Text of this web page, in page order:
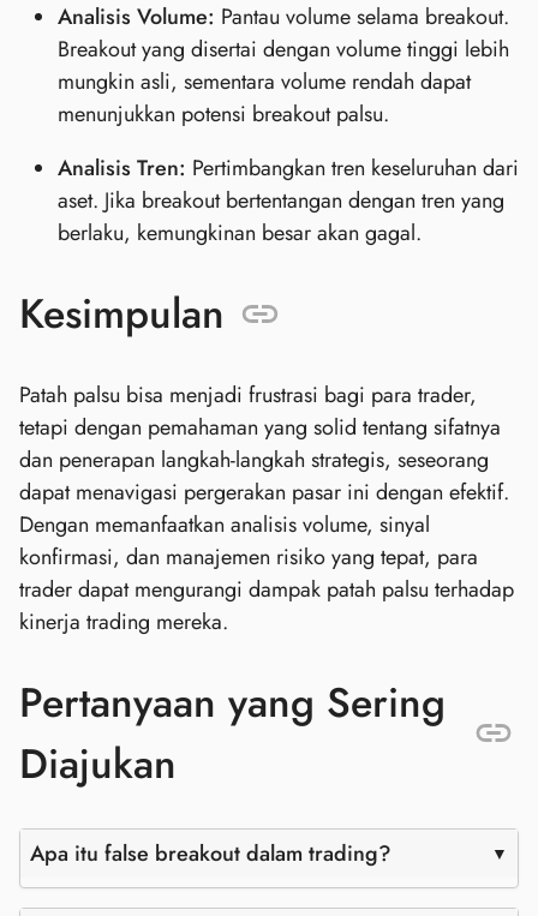
Analisis Volume: Pantau volume selama breakout.
Breakout yang disertai dengan volume tinggi lebih
mungkin asli, sementara volume rendah dapat
menunjukkan potensi breakout palsu.
Analisis Tren: Pertimbangkan tren keseluruhan dari
aset. Jika breakout bertentangan dengan tren yang
berlaku, kemungkinan besar akan gagal.
Kesimpulan
Patah palsu bisa menjadi frustrasi bagi para trader,
tetapi dengan pemahaman yang solid tentang sifatnya
dan penerapan langkah-langkah strategis, seseorang
dapat menavigasi pergerakan pasar ini dengan efektif.
Dengan memanfaatkan analisis volume, sinyal
konfirmasi, dan manajemen risiko yang tepat, para
trader dapat mengurangi dampak patah palsu terhadap
kinerja trading mereka.
Pertanyaan yang Sering
Diajukan
Apa itu false breakout dalam trading?